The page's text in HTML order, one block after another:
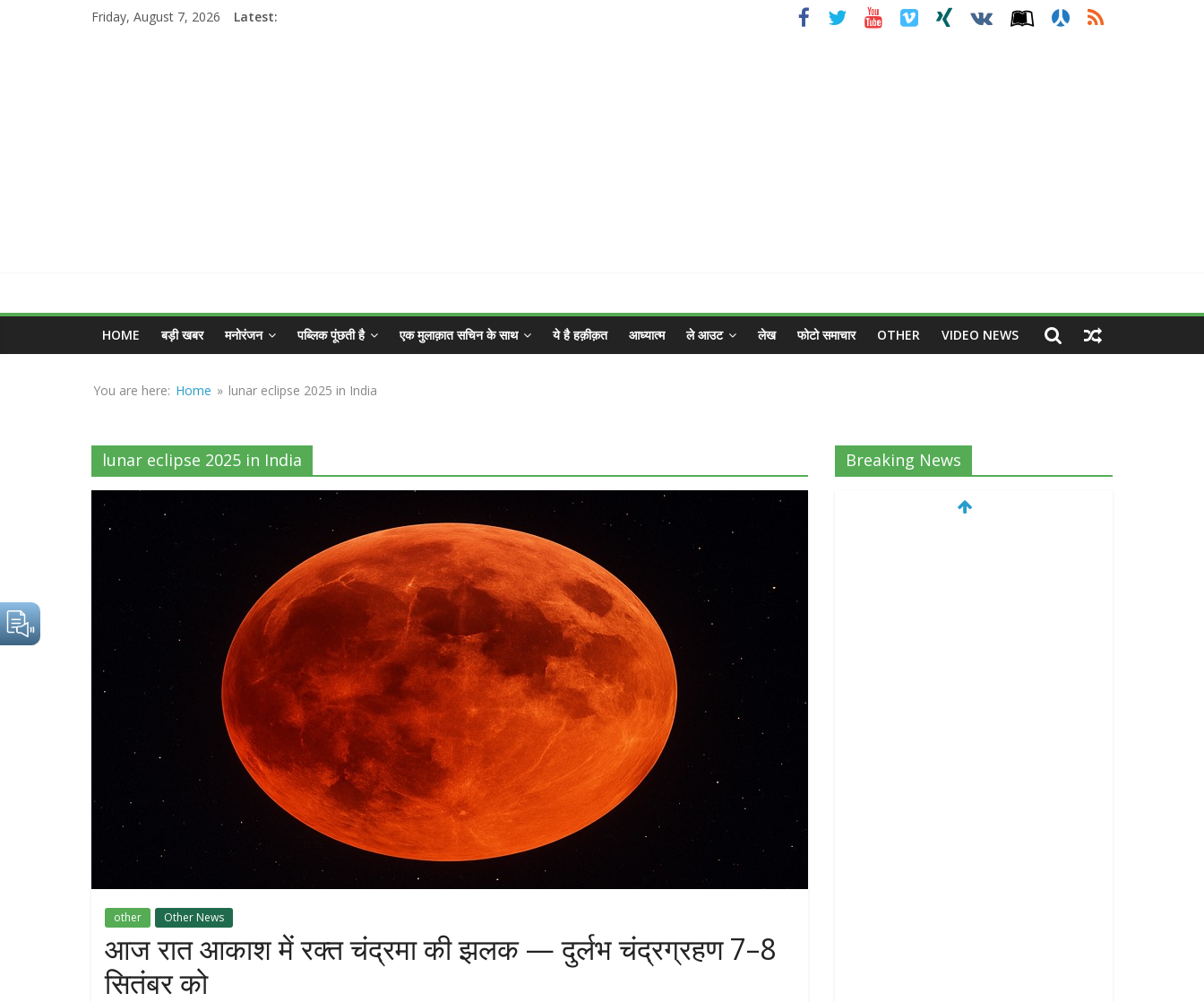
Friday, August 7, 2026 Latest:
MGNEWSINDIA
Sirf
HOME बड़ी खबर मनोरंजन पब्लिक पूंछती है एक मुलाक़ात सचिन के साथ ये है हक़ीक़त आध्यात्म ले आउट लेख फोटो समाचार OTHER VIDEO NEWS
You are here: Home » lunar eclipse 2025 in India
lunar eclipse 2025 in India
other Other News
आज रात आकाश में रक्त चंद्रमा की झलक — दुर्लभ चंद्रग्रहण 7–8
सितंबर को
Breaking News